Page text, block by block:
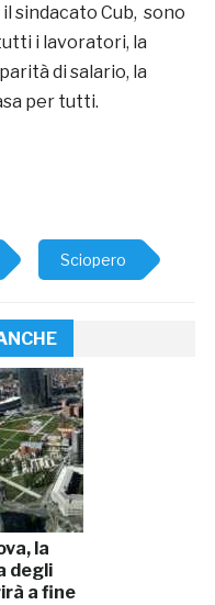
sindacato Cub, sono
i lavoratori, la
di salario, la
per tutti.
Sciopero
la
degli
a fine